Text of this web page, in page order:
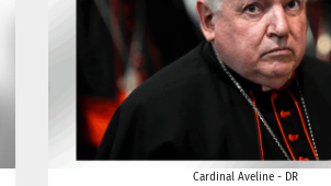
Cardinal Aveline - DR